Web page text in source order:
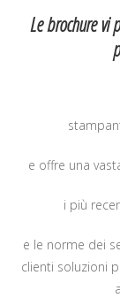
Le brochure vi
e offre una
i più
e le norme dei
clienti soluzioni